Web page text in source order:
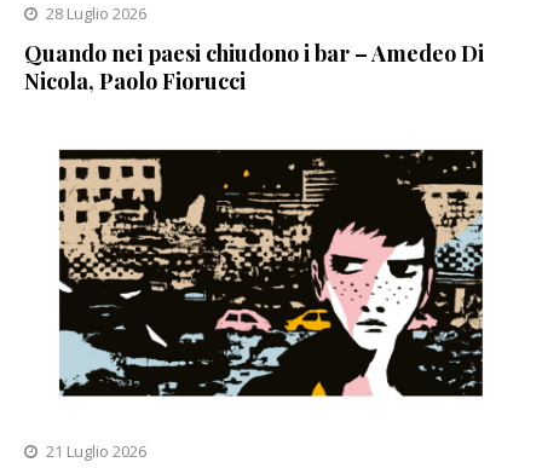
28 Luglio 2026
Quando nei paesi chiudono i bar – Amedeo Di
Nicola, Paolo Fiorucci
21 Luglio 2026